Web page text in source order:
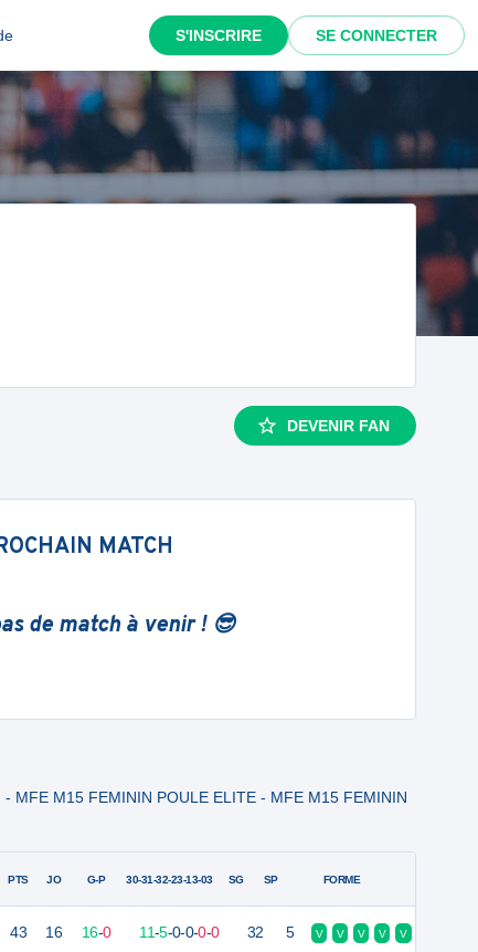
S'INSCRIRE SE CONNECTER
DEVENIR FAN
MATCH
de match à venir ! 😎
MFE M15 FEMININ POULE ELITE - MFE M15 FEMININ
PTS JO G-P 30-31-32-23-13-03 SG SP FORME
43 16 16-0 11-5-0-0-0-0 32 5 V V V V V